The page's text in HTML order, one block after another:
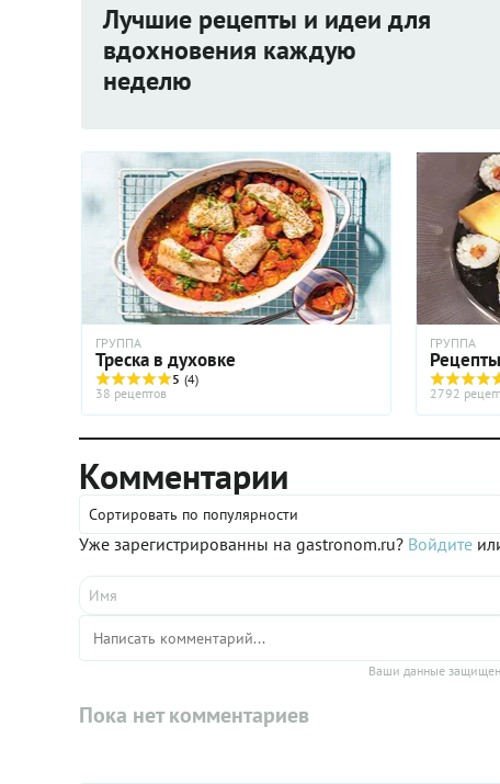
Лучшие рецепты и идеи для
вдохновения каждую
неделю
ГРУППА
Треска в духовке
5 (4)
38 рецептов
ГРУППА
2792
Комментарии
Сортировать по популярности
Уже зарегистрированны на gastronom.ru? Войдите
Ваши данные
Пока нет комментариев